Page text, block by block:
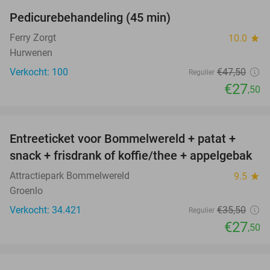
OUT
Pedicurebehandeling (45 min)
Ferry Zorgt 10.0 star
Hurwenen
Verkocht: 100
Regulier €47,50
€27,50
23%
Entreeticket voor Bommelwereld + patat +
snack + frisdrank of koffie/thee + appelgebak
Attractiepark Bommelwereld 9.5 star
Groenlo
Verkocht: 34.421
Regulier €35,50
€27,50